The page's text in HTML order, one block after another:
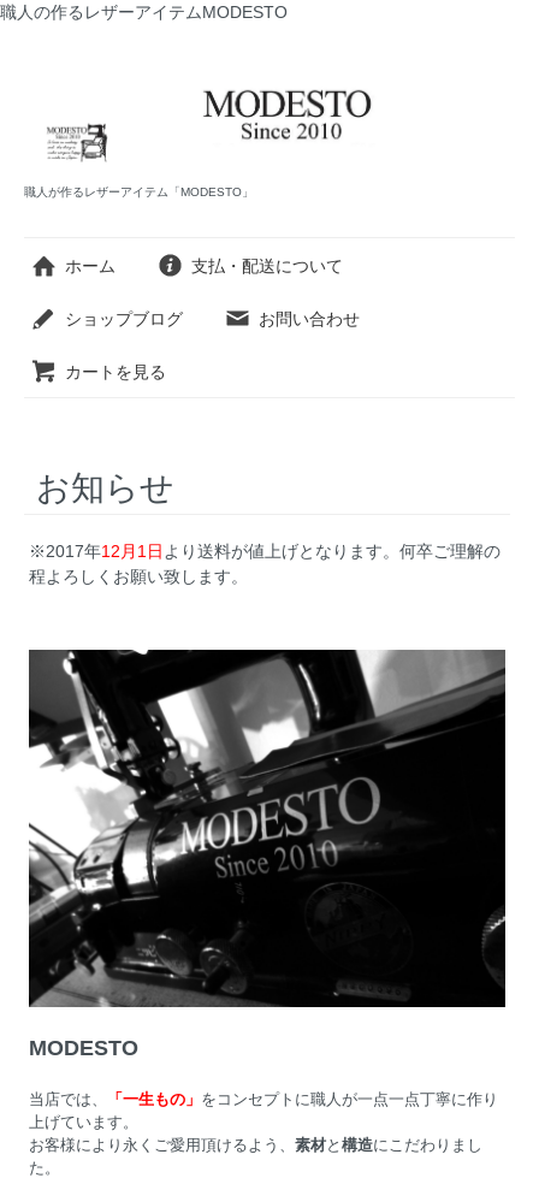
職人の作るレザーアイテムMODESTO
職人が作るレザーアイテム「MODESTO」
ホーム 支払・配送について
ショップブログ お問い合わせ
カートを見る
お知らせ
※2017年12月1日 より送料が値上げとなります。何卒ご理解の
程よろしくお願い致します。
MODESTO
当店では、 「一生もの」 をコンセプトに職人が一点一点丁寧に作り
上げています。
お客様により永くご愛用頂けるよう、素材と構造にこだわりまし
た。